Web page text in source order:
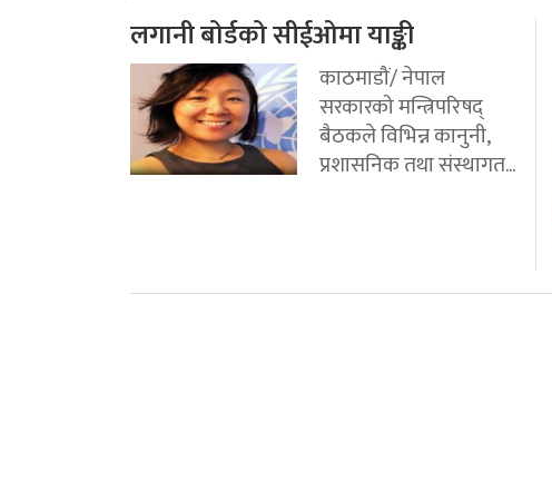
लगानी बोर्डको सीईओमा याङ्की
काठमाडौं/ नेपाल
सरकारको मन्त्रिपरिषद्
बैठकले विभिन्न कानुनी,
प्रशासनिक तथा संस्थागत...